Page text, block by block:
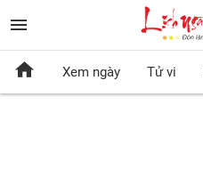
Xem ngày Tử vi